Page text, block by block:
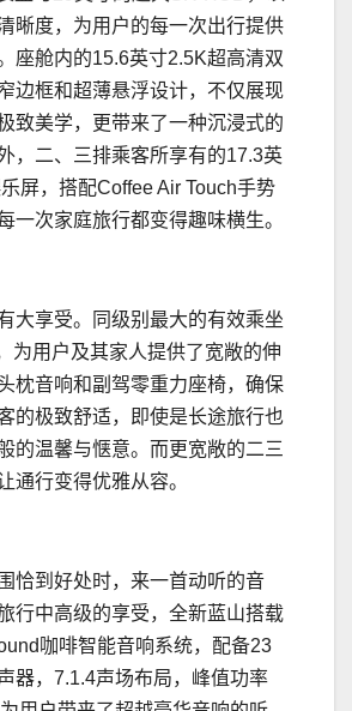
晰度，为用户的每一次出行提供
座舱内的15.6英寸2.5K超高清双
边框和超薄悬浮设计，不仅展现
致美学，更带来了一种沉浸式的
，二、三排乘客所享有的17.3英
屏，搭配Coffee Air Touch手势
一次家庭旅行都变得趣味横生。
大享受。同级别最大的有效乘坐
为用户及其家人提供了宽敞的伸
枕音响和副驾零重力座椅，确保
的极致舒适，即使是长途旅行也
的温馨与惬意。而更宽敞的二三
通行变得优雅从容。
恰到好处时，来一首动听的音
行中高级的享受，全新蓝山搭载
咖啡智能音响系统，配备23
器，7.1.4声场布局，峰值功率